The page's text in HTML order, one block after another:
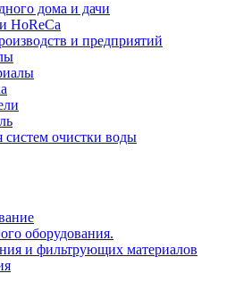
дома и дачи
HoReCa
и предприятий
очистки воды
оборудования.
и фильтрующих материалов